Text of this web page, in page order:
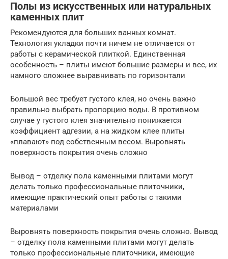
Полы из искусственных или натуральных
каменных плит
Рекомендуются для больших ванных комнат.
Технология укладки почти ничем не отличается от
работы с керамической плиткой. Единственная
особенность – плиты имеют большие размеры и вес, их
намного сложнее выравнивать по горизонтали
Большой вес требует густого клея, но очень важно
правильно выбрать пропорцию воды. В противном
случае у густого клея значительно понижается
коэффициент адгезии, а на жидком клее плиты
«плавают» под собственным весом. Выровнять
поверхность покрытия очень сложно
Вывод – отделку пола каменными плитами могут
делать только профессиональные плиточники,
имеющие практический опыт работы с такими
материалами
Выровнять поверхность покрытия очень сложно. Вывод
– отделку пола каменными плитами могут делать
только профессиональные плиточники, имеющие